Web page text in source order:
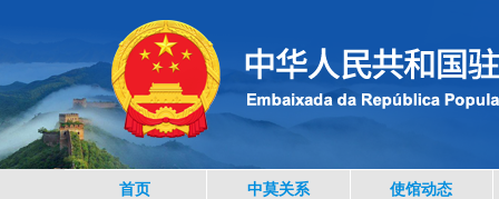
首页 中莫关系 使馆动态